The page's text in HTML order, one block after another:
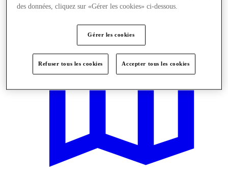
des données, cliquez sur «Gérer les cookies» ci-dessous.
Gérer les cookies
Refuser tous les cookies Accepter tous les cookies